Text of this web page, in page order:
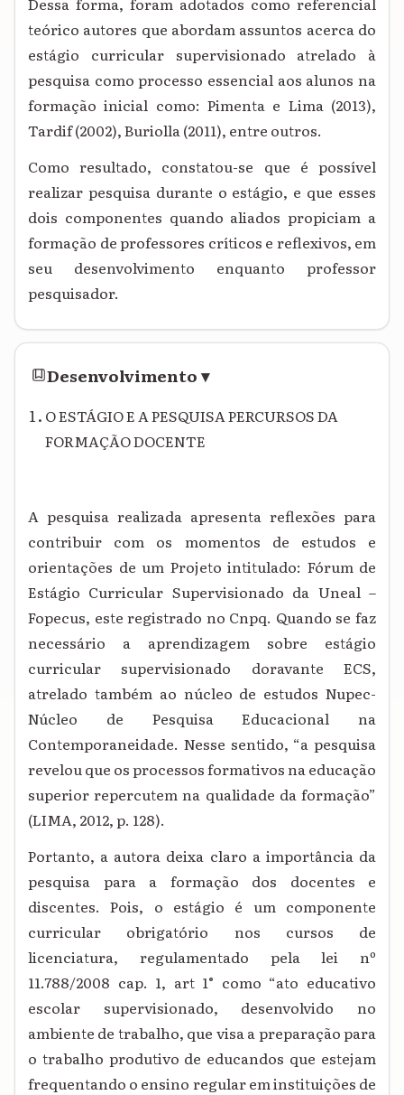
teórico autores que abordam assuntos acerca do
estágio curricular supervisionado atrelado à
pesquisa como processo essencial aos alunos na
formação inicial como: Pimenta e Lima (2013),
Tardif (2002), Buriolla (2011), entre outros.
Como resultado, constatou-se que é possível
realizar pesquisa durante o estágio, e que esses
dois componentes quando aliados propiciam a
formação de professores críticos e reflexivos, em
seu desenvolvimento enquanto professor
pesquisador.
Desenvolvimento▾
O ESTÁGIO E A PESQUISA PERCURSOS DA
FORMAÇÃO DOCENTE
A pesquisa realizada apresenta reflexões para
contribuir com os momentos de estudos e
orientações de um Projeto intitulado: Fórum de
Estágio Curricular Supervisionado da Uneal –
Fopecus, este registrado no Cnpq. Quando se faz
necessário a aprendizagem sobre estágio
curricular supervisionado doravante ECS,
atrelado também ao núcleo de estudos Nupec-
Núcleo de Pesquisa Educacional na
Contemporaneidade. Nesse sentido, “a pesquisa
revelou que os processos formativos na educação
superior repercutem na qualidade da formação”
(LIMA, 2012, p. 128).
Portanto, a autora deixa claro a importância da
pesquisa para a formação dos docentes e
discentes. Pois, o estágio é um componente
curricular obrigatório nos cursos de
licenciatura, regulamentado pela lei nº
11.788/2008 cap. 1, art 1° como “ato educativo
escolar supervisionado, desenvolvido no
ambiente de trabalho, que visa a preparação para
o trabalho produtivo de educandos que estejam
frequentando o ensino regular em instituições de